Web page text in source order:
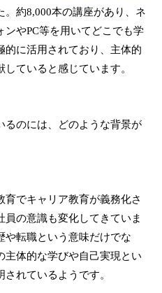
。約8,000本の講座があり、ネ
ンやPC等を用いてどこでも学
的に活用されており、主体的
ていると感じています。
るのには、どのような背景が
でキャリア教育が義務化さ
の意識も変化してきていま
や転職という意味だけでな
主体的な学びや自己実現とい
れているようです。